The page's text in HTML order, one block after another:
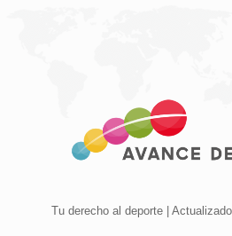
Tu derecho al deporte |